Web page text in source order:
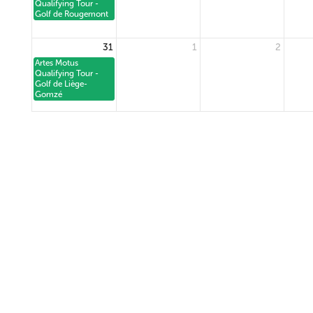
Qualifying Tour -
Golf de Rougemont
31 1 2
Artes Motus
Qualifying Tour -
Golf de Liège-
Gomzé